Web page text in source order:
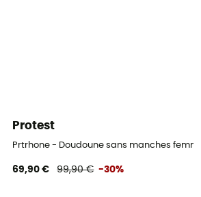
Protest
Prtrhone - Doudoune sans manches femme
69,90 € 99,90 € -30%